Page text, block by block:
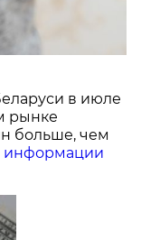
в июле
рынке
больше, чем
информации